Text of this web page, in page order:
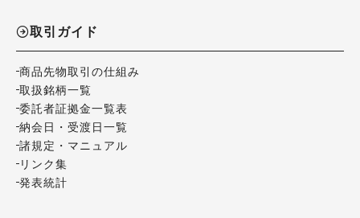
取引ガイド
商品先物取引の仕組み
取扱銘柄一覧
委託者証拠金一覧表
納会日・受渡日一覧
諸規定・マニュアル
リンク集
発表統計